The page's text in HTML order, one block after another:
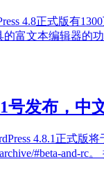
4.8正式版有
富文本编辑器的
号发布，中
4.8.1正式版
#beta-and-rc